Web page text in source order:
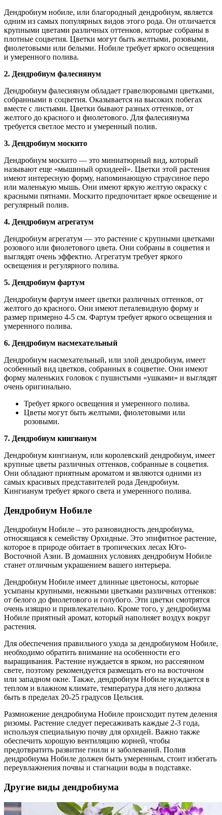
Дендробиум нобиле, или благородный дендробиум, является
одним из самых популярных видов этого рода. Он отличается
крупными цветами различных оттенков, которые собраны в
плотные соцветия. Цветки могут быть желтыми, розовыми,
фиолетовыми или белыми. Нобиле требует яркого освещения
и умеренного полива.
2. Дендробиум фалесиянум
Дендробиум фалесиянум обладает гравелюровыми цветками,
собранными в соцветия. Оказывается на высоких побегах
вместе с листьями. Цветки бывают разных оттенков, от
желтого до красного и фиолетового. Для фалесиянума
требуется светлое место и умеренный полив.
3. Дендробиум москито
Дендробиум москито — это миниатюрный вид, который
называют еще «мышиный орхидеей». Цветки этой растения
имеют интересную форму, напоминающую страусиное перо
или маленькую мышь. Они имеют яркую желтую окраску с
красными пятнами. Москито предпочитает яркое освещение и
регулярный полив.
4. Дендробиум агрегатум
Дендробиум агрегатум — это растение с крупными цветками
розового или фиолетового цвета. Они собраны в соцветия и
выглядят очень эффектно. Агрегатум требует яркого
освещения и регулярного полива.
5. Дендробиум фартум
Дендробиум фартум имеет цветки различных оттенков, от
желтого до красного. Они имеют петалевидную форму и
размер примерно 4-5 см. Фартум требует яркого освещения и
умеренного полива.
6. Дендробиум насмехательный
Дендробиум насмехательный, или злой дендробиум, имеет
особенный вид цветков, собранных в соцветие. Они имеют
форму маленьких головок с пушистыми «ушками» и выглядят
очень оригинально.
Требует яркого освещения и умеренного полива.
Цветы могут быть желтыми, фиолетовыми или
розовыми.
7. Дендробиум кингианум
Дендробиум кингианум, или королевский дендробиум, имеет
крупные цветы различных оттенков, собранные в соцветия.
Они обладают приятным ароматом и являются одними из
самых красивых представителей рода Дендробиум.
Кингианум требует яркого света и умеренного полива.
Дендробиум Нобиле
Дендробиум Нобиле – это разновидность дендробиума,
относящаяся к семейству Орхидные. Это эпифитное растение,
которое в природе обитает в тропических лесах Юго-
Восточной Азии. В домашних условиях дендробиум Нобиле
станет отличным украшением вашего интерьера.
Дендробиум Нобиле имеет длинные цветоносы, которые
усыпаны крупными, нежными цветками различных оттенков:
от белого до фиолетового и голубого. Эти цветки смотрятся
очень изящно и привлекательно. Кроме того, у дендробиума
Нобиле приятный аромат, который наполняет воздух вокруг
растения.
Для обеспечения правильного ухода за дендробиумом Нобиле,
необходимо обратить внимание на особенности его
выращивания. Растение нуждается в ярком, но рассеянном
свете, поэтому рекомендуется размещать его на восточном
или западном окне. Также, дендробиум Нобиле нуждается в
теплом и влажном климате, температура для него должна
быть в пределах 20-25 градусов Цельсия.
Размножение дендробиума Нобиле происходит путем деления
ризомы. Растение следует пересаживать каждые 2-3 года,
используя специальную почву для орхидей. Важно также
обеспечить хорошую вентиляцию корней, чтобы
предотвратить развитие гнили и заболеваний. Полив
дендробиума Нобиле должен быть умеренным, стоит избегать
переувлажнения почвы и стагнации воды в подставке.
Другие виды дендробиума